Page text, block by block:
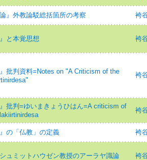
論』外教論駁総括箇所の考察 袴
と本覚思想 袴
』批判資料=Notes on "A Criticism of the
袴
』批判=ゆいまきょうひはん=A criticism of
袴
』の「仏教」の定義 袴
シュミットハウゼン教授のアーラヤ識論 袴